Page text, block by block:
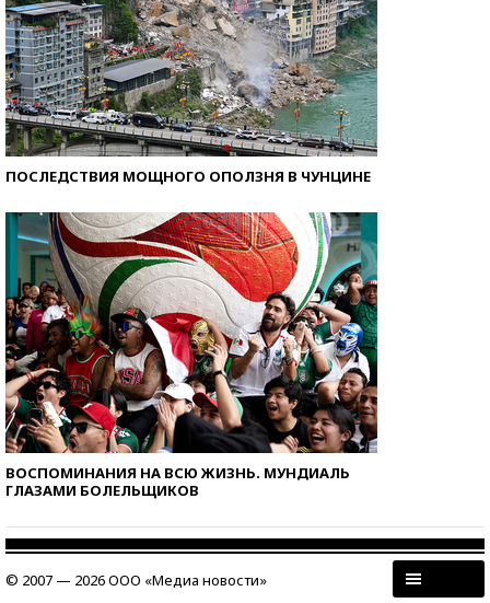
ПОСЛЕДСТВИЯ МОЩНОГО ОПОЛЗНЯ В ЧУНЦИНЕ
ВОСПОМИНАНИЯ НА ВСЮ ЖИЗНЬ. МУНДИАЛЬ
ГЛАЗАМИ БОЛЕЛЬЩИКОВ
© 2007 — 2026 ООО «Медиа новости»